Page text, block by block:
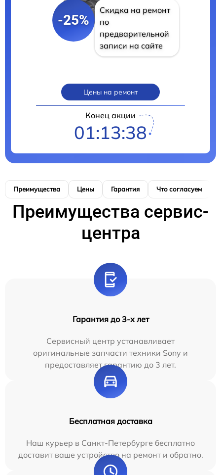
-25%
Скидка на ремонт
по
предварительной
записи на сайте
Цены на ремонт
Конец акции
01:13:35
Преимущества Цены Гарантия Что согласуем
Преимущества сервис-
центра
Гарантия до 3-х лет
Сервисный центр устанавливает
оригинальные запчасти техники Sony и
предоставляет гарантию до 3 лет.
Бесплатная доставка
Наш курьер в Санкт-Петербурге бесплатно
доставит ваше устройство на ремонт и обратно.